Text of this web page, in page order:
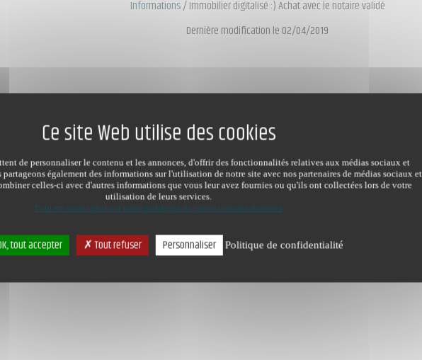
Informations/Immobilier digitalisé :) Achat avec le notaire validé
Dernière modification le 02/04/2019
de personnaliser le contenu et les annonces, d'offrir des fonctionnalités relatives aux médias sociaux et
également des informations sur l'utilisation de notre site avec nos partenaires de médias sociaux et
celles-ci avec d'autres informations que vous leur avez fournies ou qu'ils ont collectées lors de votre
utilisation de leurs services.
Pour en savoir plus sur notre politique de protection des données
tout accepter Tout refuser Personnaliser Politique de confidentialité